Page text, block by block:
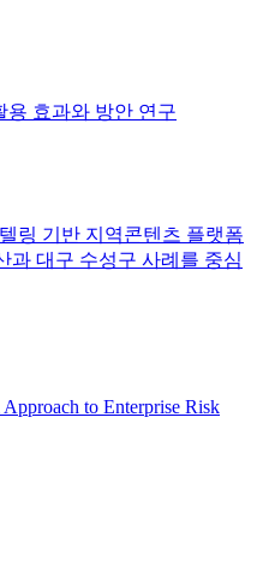
용 효과와 방안 연구
링 기반 지역콘텐츠 플랫폼
과 대구 수성구 사례를 중심
to Enterprise Risk